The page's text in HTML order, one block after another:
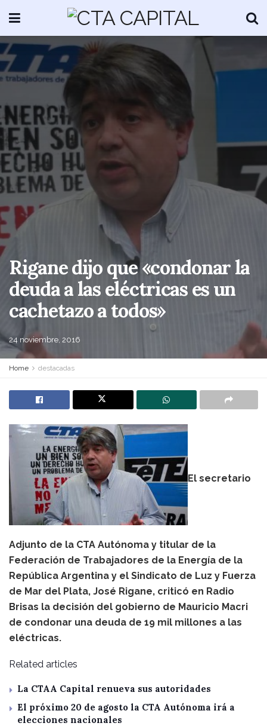
Rigane dijo que «condonar la
deuda a las eléctricas es un
cachetazo a todos»
24 noviembre, 2016
Home destacadas
El secretario
Adjunto de la CTA Autónoma y titular de la
Federación de Trabajadores de la Energía de la
República Argentina y el Sindicato de Luz y Fuerza
de Mar del Plata, José Rigane, criticó en Radio
Brisas la decisión del gobierno de Mauricio Macri
de condonar una deuda de 19 mil millones a las
eléctricas.
Related articles
La CTAA Capital renueva sus autoridades
El próximo 20 de agosto la CTA Autónoma irá a
elecciones nacionales